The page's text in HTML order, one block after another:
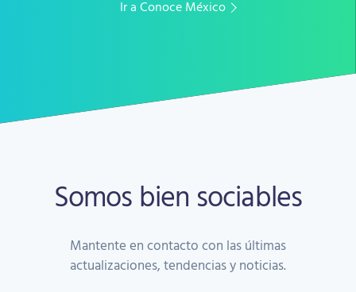
Ir a Conoce México
Somos bien sociables
Mantente en contacto con las últimas
actualizaciones, tendencias y noticias.